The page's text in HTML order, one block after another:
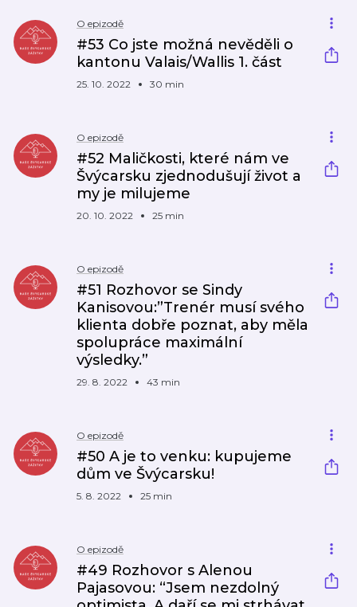
O epizodě
#53 Co jste možná nevěděli o
kantonu Valais/Wallis 1. část
25. 10. 2022 30 min
O epizodě
#52 Maličkosti, které nám ve
Švýcarsku zjednodušují život a
my je milujeme
20. 10. 2022 25 min
O epizodě
#51 Rozhovor se Sindy
Kanisovou:”Trenér musí svého
klienta dobře poznat, aby měla
spolupráce maximální
výsledky.”
29. 8. 2022 43 min
O epizodě
#50 A je to venku: kupujeme
dům ve Švýcarsku!
5. 8. 2022 25 min
O epizodě
#49 Rozhovor s Alenou
Pajasovou: “Jsem nezdolný